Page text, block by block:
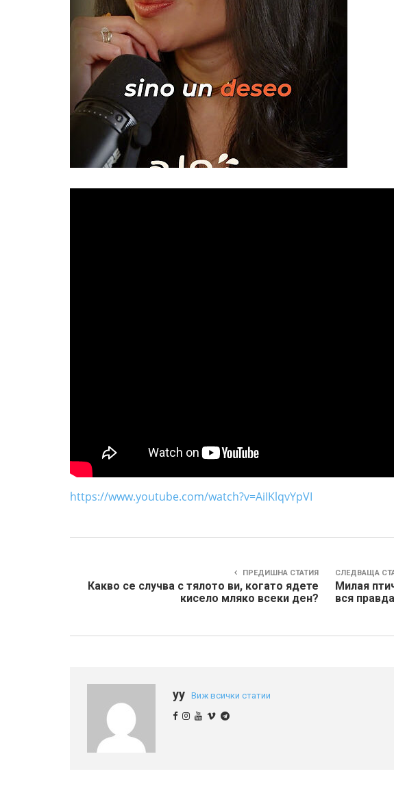
https://www.youtube.com/watch?v=AiIKlqvYpVI
ПРЕДИШНА СТАТИЯ
Какво се случва с тялото ви, когато ядете
кисело мляко всеки ден?
СЛЕДВАЩА
Милая
вся
yy Виж всички статии